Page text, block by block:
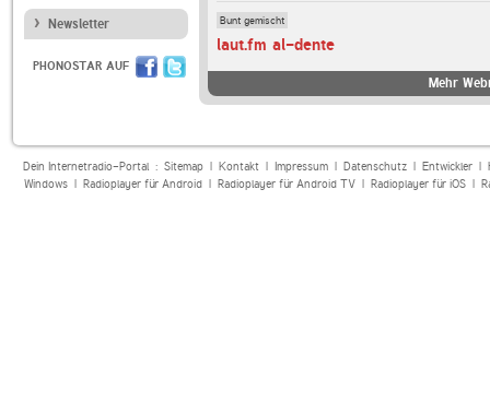
Newsletter
PHONOSTAR AUF
Bunt gemischt
laut.fm al-dente
Mehr
Dein Internetradio-Portal : Sitemap| Kontakt| Impressum| Datenschutz| Entwickler|
Windows| Radioplayer für Android| Radioplayer für Android TV| Radioplayer für iOS|